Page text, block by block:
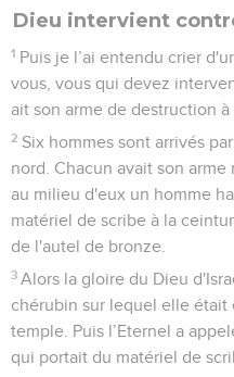
Dieu intervient
1 Puis je l’ai entendu crier
vous, vous qui devez
ait son arme de destruction à
2 Six hommes sont arrivés
nord. Chacun avait son
au milieu d'eux un homme
matériel de scribe à la
de l'autel de bronze.
3 Alors la gloire du Dieu
chérubin sur lequel elle était
temple. Puis l’Eternel a
qui portait du matériel de